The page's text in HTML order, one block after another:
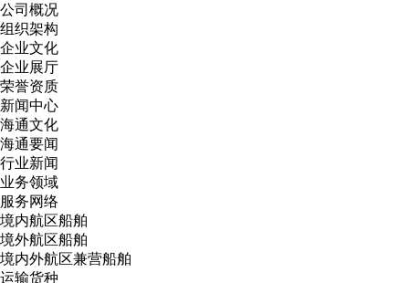
公司概况
组织架构
企业文化
企业展厅
荣誉资质
新闻中心
海通文化
海通要闻
行业新闻
业务领域
服务网络
境内航区船舶
境外航区船舶
境内外航区兼营船舶
运输货种